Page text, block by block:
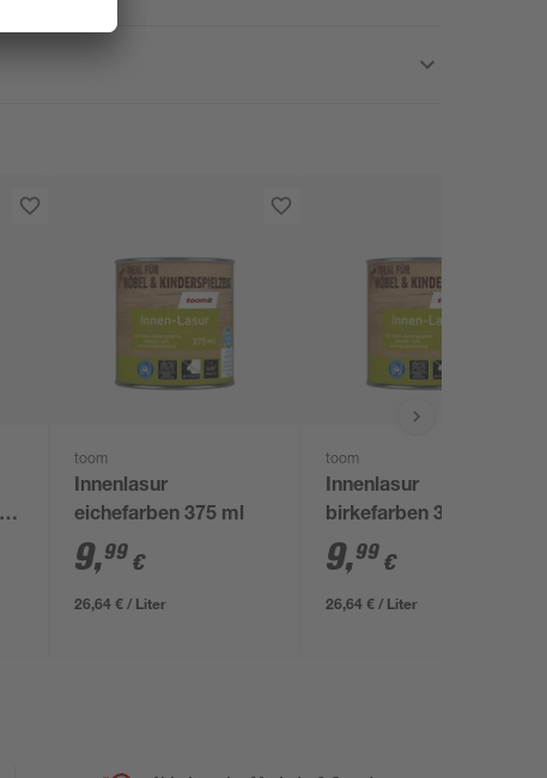
toom
Innenlasur
eichefarben 375 ml
9,99 €
26,64 € / Liter
toom
Innenlasur
birkefarben 375 ml
9,99 €
26,64 € / Liter